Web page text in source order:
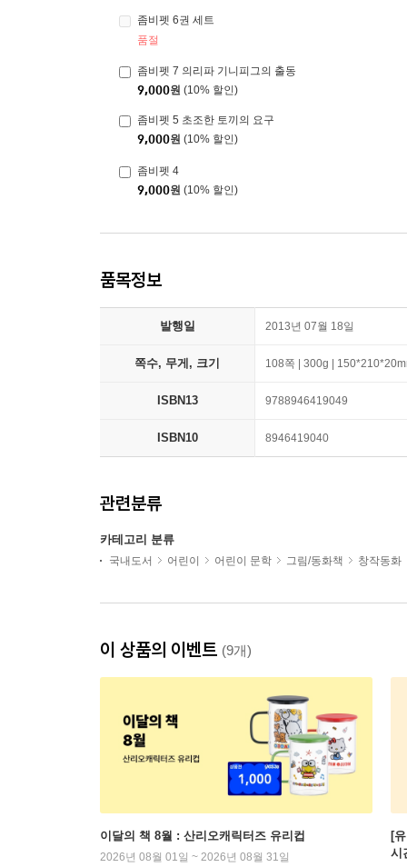
좀비펫 6권 세트
품절
좀비펫 7 의리파 기니피그의 출동
9,000원 (10% 할인)
좀비펫 5 초조한 토끼의 요구
9,000원 (10% 할인)
좀비펫 4
9,000원 (10% 할인)
품목정보
발행일 2013년 07월 18일
쪽수, 무게, 크기 108쪽 | 300g |
ISBN13 9788946419049
ISBN10 8946419040
관련분류
카테고리 분류
국내도서 어린이 어린이 문학 그림/동화책 창작동화
이 상품의 이벤트 (9개)
이달의 책 8월 : 산리오캐릭터즈 유리컵
2026년 08월 01일 ~ 2026년 08월 31일
[
시